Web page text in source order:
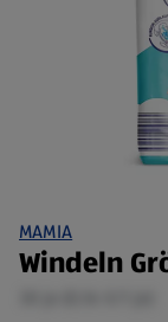
MAMIA
Windeln